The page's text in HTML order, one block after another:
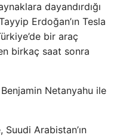
dayandırdığı
Erdoğan’ın Tesla
bir araç
birkaç saat sonra
Benjamin Netanyahu ile
Suudi Arabistan’ın